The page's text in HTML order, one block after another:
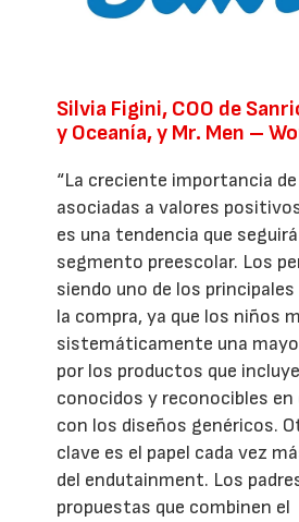
Silvia Figini, COO de
y Oceanía, y Mr. Men –
“La creciente importancia
asociadas a valores
es una tendencia que
segmento preescolar. Los
siendo uno de los
la compra, ya que los niños
sistemáticamente una
por los productos que
conocidos y reconocibles
con los diseños genéricos.
clave es el papel cada vez
del endutainment. Los
propuestas que combinen el